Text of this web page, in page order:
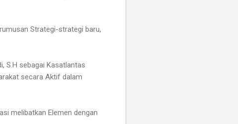
Strategi-strategi baru,
S.H sebagai Kasatlantas
secara Aktif dalam
melibatkan Elemen dengan